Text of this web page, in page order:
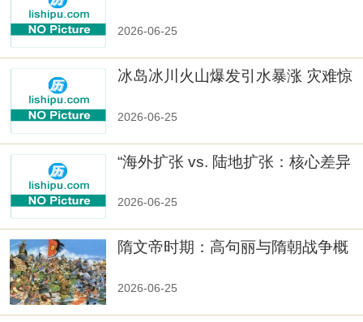
2026-06-25
冰岛冰川火山爆发引水暴涨 灾难惊
2026-06-25
“海外扩张 vs. 陆地扩张：核心差异
2026-06-25
隋文帝时期：高句丽与隋朝战争概
2026-06-25